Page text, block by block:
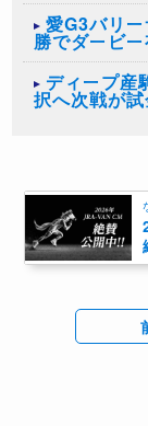
愛G3バリ
勝でダービ
ディープ産
択へ次戦が